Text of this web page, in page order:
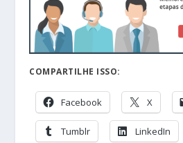
COMPARTILHE ISSO:
Facebook X
Tumblr LinkedIn